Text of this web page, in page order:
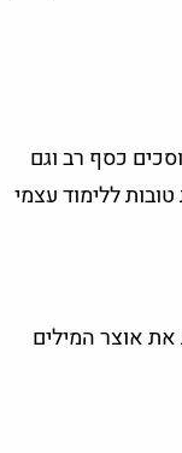
כסף רב וגם
ללימוד עצמי
אוצר המילים